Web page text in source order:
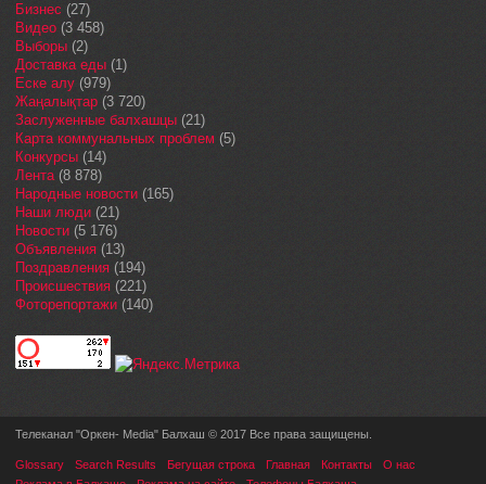
Бизнес (27)
Видео (3 458)
Выборы (2)
Доставка еды (1)
Еске алу (979)
Жаңалықтар (3 720)
Заслуженные балхашцы (21)
Карта коммунальных проблем (5)
Конкурсы (14)
Лента(8 878)
Народные новости (165)
Наши люди (21)
Новости (5 176)
Объявления (13)
Поздравления (194)
Происшествия (221)
Фоторепортажи (140)
Телеканал "Оркен- Media" Балхаш © 2017 Все права защищены.
Glossary Search Results Бегущая строка Главная Контакты
О нас